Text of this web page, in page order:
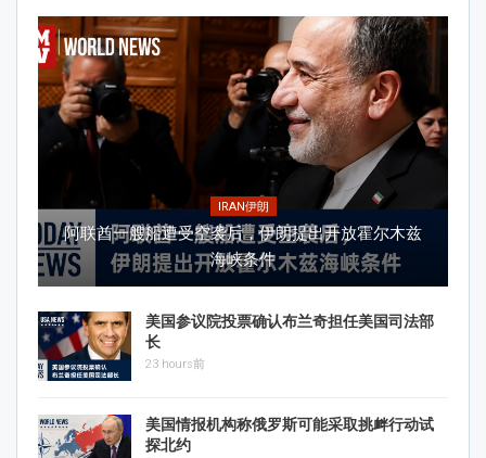
IRAN伊朗
阿联酋一艘船遭受空袭后，伊朗提出开放霍尔木兹
海峡条件
美国参议院投票确认布兰奇担任美国司法部
长
23 hours前
美国情报机构称俄罗斯可能采取挑衅行动试
探北约